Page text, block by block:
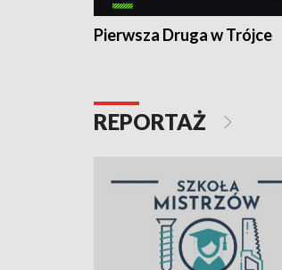
Pierwsza Druga w Trójce
REPORTAŻ